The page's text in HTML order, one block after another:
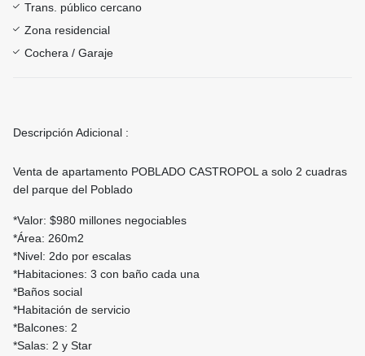
Trans. público cercano
Zona residencial
Cochera / Garaje
Descripción Adicional :
Venta de apartamento POBLADO CASTROPOL a solo 2 cuadras
del parque del Poblado
*Valor: $980 millones negociables
*Área: 260m2
*Nivel: 2do por escalas
*Habitaciones: 3 con baño cada una
*Baños social
*Habitación de servicio
*Balcones: 2
*Salas: 2 y Star